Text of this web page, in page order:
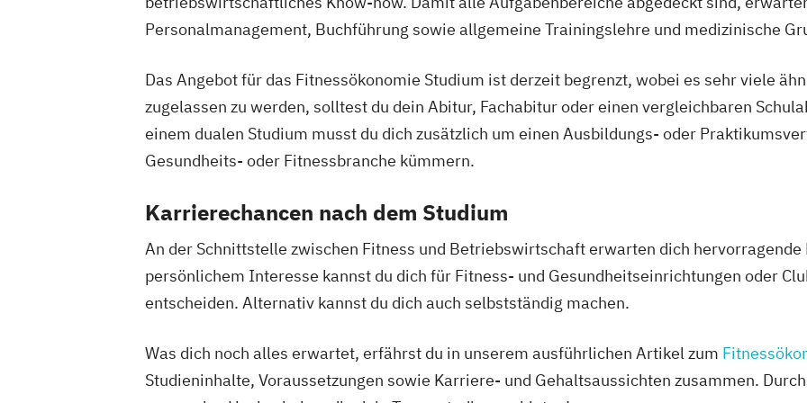
Personalmanagement, Buchführung sowie allgemeine Trainingslehre und medizinische
Das Angebot für das Fitnessökonomie Studium ist derzeit begrenzt, wobei es sehr viele
zugelassen zu werden, solltest du dein Abitur, Fachabitur oder einen vergleichbaren
einem dualen Studium musst du dich zusätzlich um einen Ausbildungs- oder
Gesundheits- oder Fitnessbranche kümmern.
Karrierechancen nach dem Studium
An der Schnittstelle zwischen Fitness und Betriebswirtschaft erwarten dich hervorragende
persönlichem Interesse kannst du dich für Fitness- und Gesundheitseinrichtungen oder
entscheiden. Alternativ kannst du dich auch selbstständig machen.
Was dich noch alles erwartet, erfährst du in unserem ausführlichen Artikel zum
Studieninhalte, Voraussetzungen sowie Karriere- und Gehaltsaussichten zusammen.